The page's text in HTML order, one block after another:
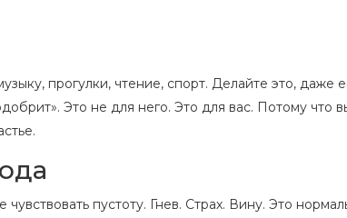
прогулки, чтение, спорт. Делайте это, даже
Это не для него. Это для вас. Потому что
пустоту. Гнев. Страх. Вину. Это